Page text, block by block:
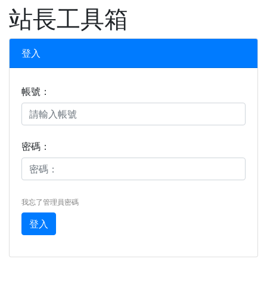
XOOPS
站長工具箱
登入
帳號：
密碼：
我忘了管理員密碼
登入